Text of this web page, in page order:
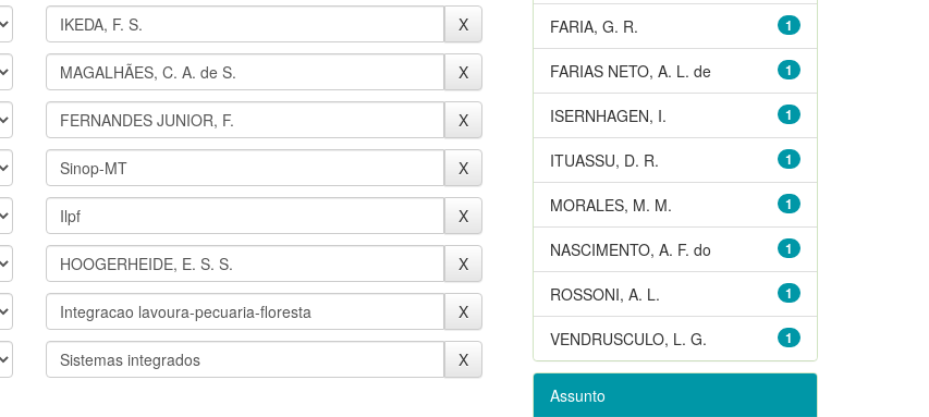
1
FARIA, G. R.
1
FARIAS NETO, A. L. de
1
ISERNHAGEN, I.
1
ITUASSU, D. R.
1
MORALES, M. M.
1
NASCIMENTO, A. F. do
1
ROSSONI, A. L.
1
VENDRUSCULO, L. G.
Assunto